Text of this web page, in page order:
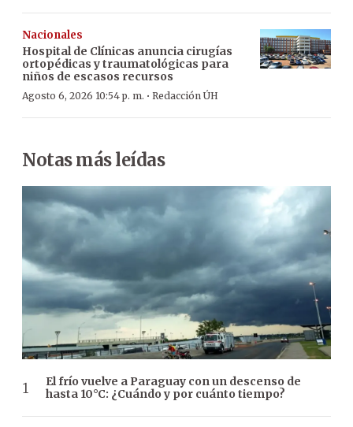
Nacionales
Hospital de Clínicas anuncia cirugías
ortopédicas y traumatológicas para
niños de escasos recursos
Agosto 6, 2026 10:54 p. m. · Redacción ÚH
Notas más leídas
El frío vuelve a Paraguay con un descenso de
hasta 10°C: ¿Cuándo y por cuánto tiempo?